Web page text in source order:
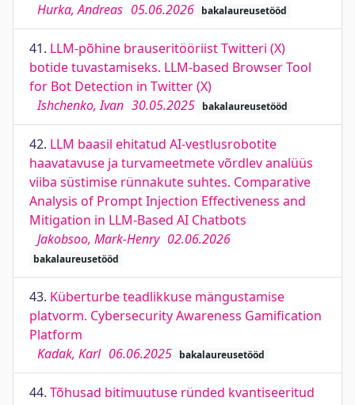
Hurka, Andreas 05.06.2026 bakalaureusetööd
41. LLM-põhine brauseritööriist Twitteri (X)
botide tuvastamiseks. LLM-based Browser Tool
for Bot Detection in Twitter (X)
Ishchenko, Ivan 30.05.2025 bakalaureusetööd
42. LLM baasil ehitatud AI-vestlusrobotite
haavatavuse ja turvameetmete võrdlev analüüs
viiba süstimise rünnakute suhtes. Comparative
Analysis of Prompt Injection Effectiveness and
Mitigation in LLM-Based AI Chatbots
Jakobsoo, Mark-Henry 02.06.2026
bakalaureusetööd
43. Küberturbe teadlikkuse mängustamise
platvorm. Cybersecurity Awareness Gamification
Platform
Kadak, Karl 06.06.2025 bakalaureusetööd
44. Tõhusad bitimuutuse ründed kvantiseeritud